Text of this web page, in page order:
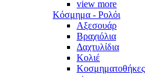
view more
Κόσμημα - Ρολόι
Αξεσουάρ
Βραχιόλια
Δαχτυλίδια
Κολιέ
Κοσμηματοθήκες